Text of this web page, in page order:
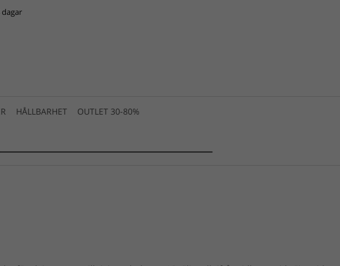
dagar
HÅLLBARHET OUTLET 30-80%